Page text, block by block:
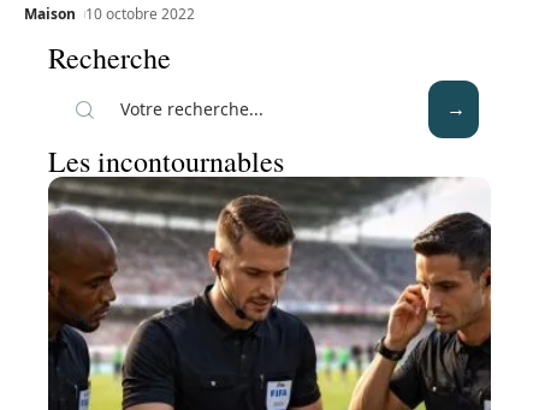
Maison 10 octobre 2022
Recherche
Les incontournables